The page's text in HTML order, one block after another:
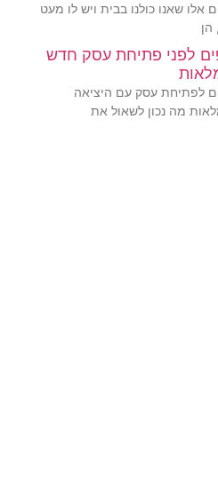
אלו שאנו כולנו בבית ויש לו מעט
הן
לפני פתיחת עסק חדש
לפתיחת עסק עם היציאה
מה נכון לשאול את